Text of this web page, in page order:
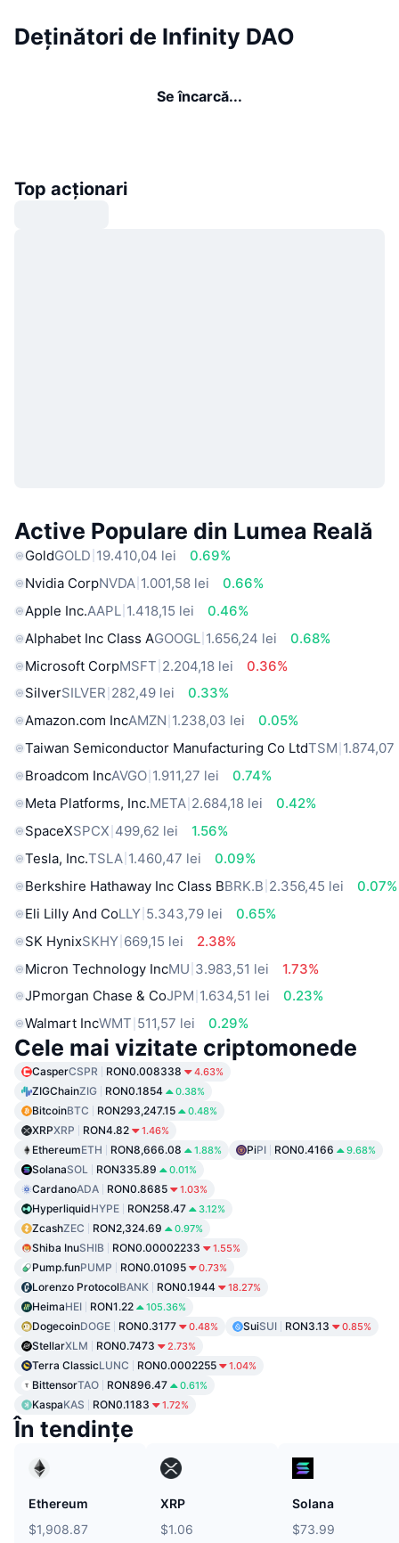
Deținători de Infinity DAO
Se încarcă...
Top acționari
Active Populare din Lumea Reală
GoldGOLD 19.410,04 lei
0.69%
Nvidia CorpNVDA 1.001,58 lei
0.66%
Apple Inc.AAPL 1.418,15 lei
0.46%
Alphabet Inc Class AGOOGL 1.656,24 lei
0.68%
Microsoft CorpMSFT 2.204,18 lei
0.36%
SilverSILVER 282,49 lei
0.33%
Amazon.com IncAMZN 1.238,03 lei
0.05%
Taiwan Semiconductor Manufacturing Co LtdTSM
Broadcom IncAVGO 1.911,27 lei
0.74%
Meta Platforms, Inc.META 2.684,18 lei
0.42%
SpaceXSPCX 499,62 lei
1.56%
Tesla, Inc.TSLA 1.460,47 lei
0.09%
Berkshire Hathaway Inc Class BBRK.B 2.356,45 lei
0.07%
Eli Lilly And CoLLY 5.343,79 lei
0.65%
SK HynixSKHY 669,15 lei
2.38%
Micron Technology IncMU 3.983,51 lei
1.73%
JPmorgan Chase & CoJPM 1.634,51 lei
0.23%
Walmart IncWMT 511,57 lei 0.29%
Cele mai vizitate criptomonede
CasperCSPR RON0.008338 4.63%
ZIGChainZIG RON0.1854 0.38%
BitcoinBTC RON293,247.15 0.48%
XRPXRP RON4.82 1.46%
EthereumETH RON8,666.08 1.88% PiPI RON0.4166 9.68%
SolanaSOL RON335.89 0.01%
CardanoADA RON0.8685 1.03%
HyperliquidHYPE RON258.47 3.12%
ZcashZEC RON2,324.69 0.97%
Shiba InuSHIB RON0.00002233 1.55%
Pump.funPUMP RON0.01095 0.73%
Lorenzo ProtocolBANK RON0.1944 18.27%
HeimaHEI RON1.22 105.36%
DogecoinDOGE RON0.3177 0.48% SuiSUI RON3.13 0.85%
StellarXLM RON0.7473 2.73%
Terra ClassicLUNC RON0.0002255 1.04%
BittensorTAO RON896.47 0.61%
KaspaKAS RON0.1183 1.72%
În tendințe
Ethereum
$1,908.87
XRP
$1.06
Solana
$73.99